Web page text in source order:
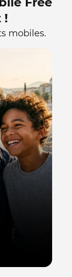
!
mobiles.